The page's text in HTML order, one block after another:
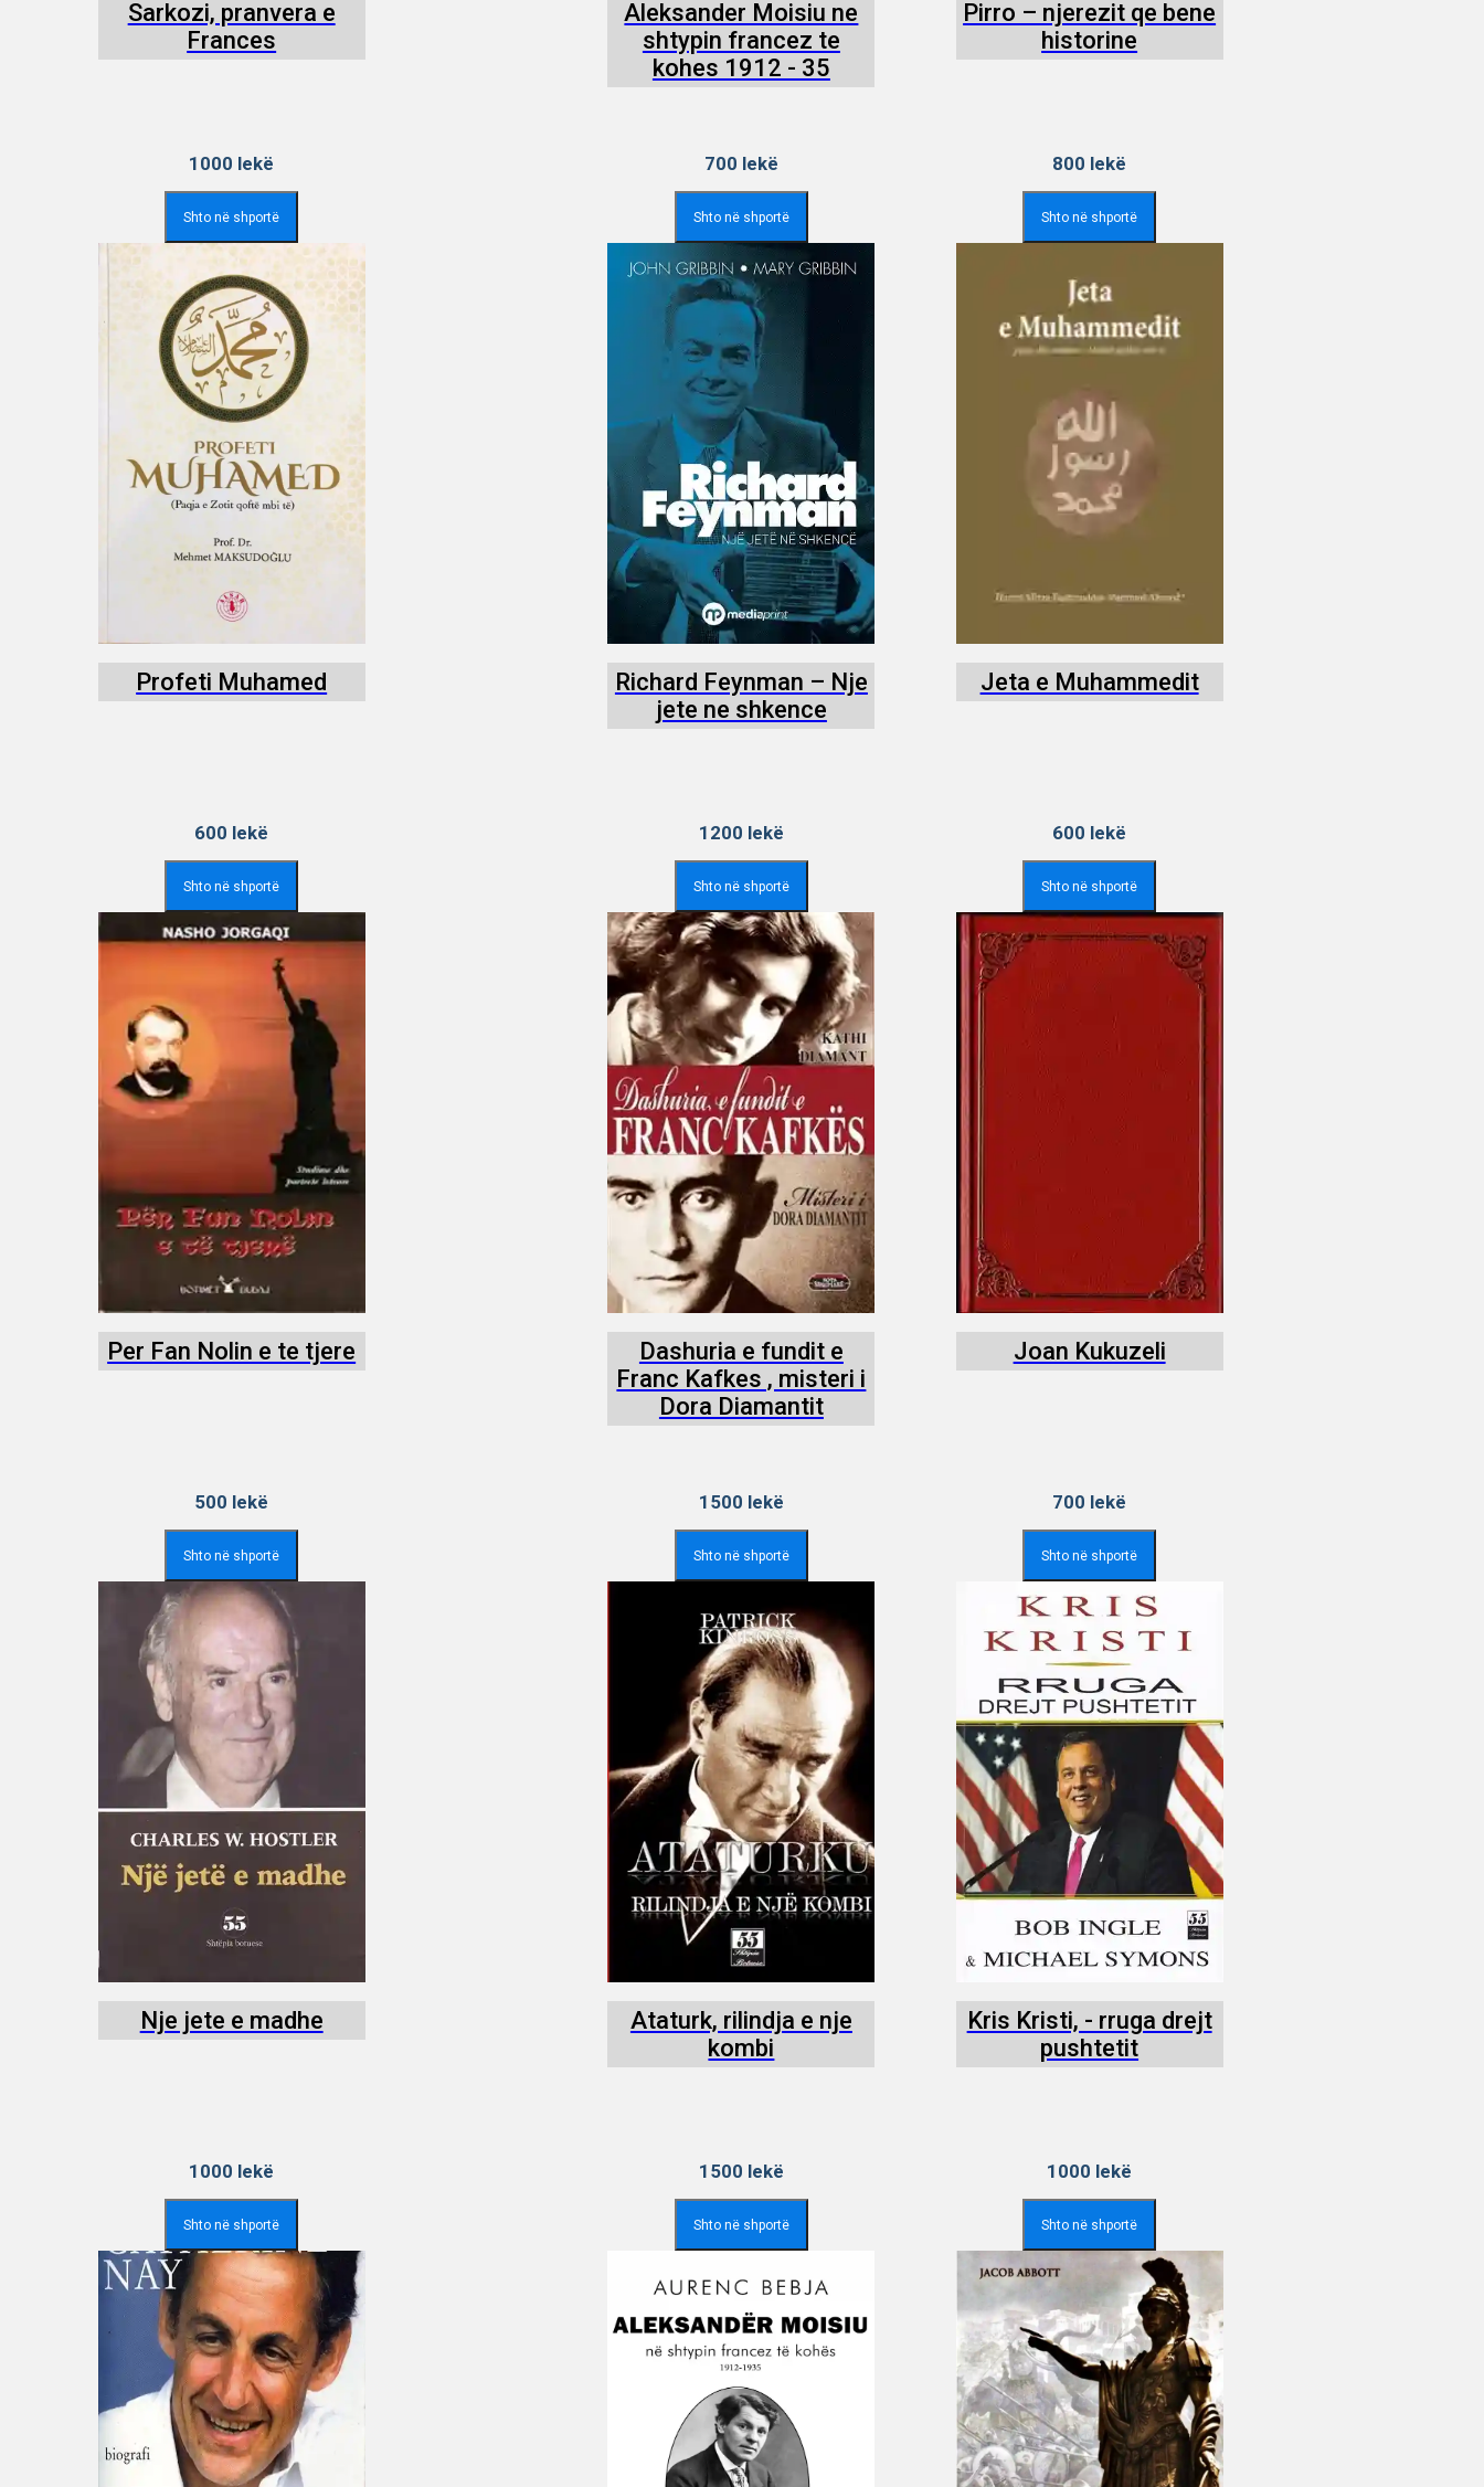
Sarkozi, pranvera e
Frances
1000 lekë
Shto në shportë
Aleksander Moisiu ne
shtypin francez te
kohes 1912 - 35
700 lekë
Shto në shportë
Pirro – njerezit qe bene
historine
800 lekë
Shto në shportë
Profeti Muhamed
600 lekë
Shto në shportë
Richard Feynman – Nje
jete ne shkence
1200 lekë
Shto në shportë
Jeta e Muhammedit
600 lekë
Shto në shportë
Per Fan Nolin e te tjere
500 lekë
Shto në shportë
Dashuria e fundit e
Franc Kafkes , misteri i
Dora Diamantit
1500 lekë
Shto në shportë
Joan Kukuzeli
700 lekë
Shto në shportë
Nje jete e madhe
1000 lekë
Shto në shportë
Ataturk, rilindja e nje
kombi
1500 lekë
Shto në shportë
Kris Kristi, - rruga drejt
pushtetit
1000 lekë
Shto në shportë